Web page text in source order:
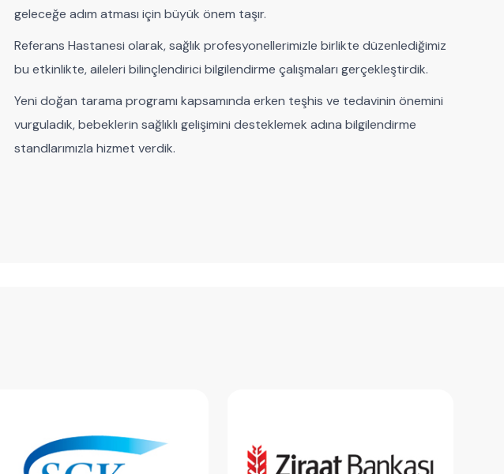
geleceğe adım atması için büyük önem taşır.
Referans Hastanesi olarak, sağlık profesyonellerimizle birlikte düzenlediğimiz
bu etkinlikte, aileleri bilinçlendirici bilgilendirme çalışmaları gerçekleştirdik.
Yeni doğan tarama programı kapsamında erken teşhis ve tedavinin önemini
vurguladık, bebeklerin sağlıklı gelişimini desteklemek adına bilgilendirme
standlarımızla hizmet verdik.